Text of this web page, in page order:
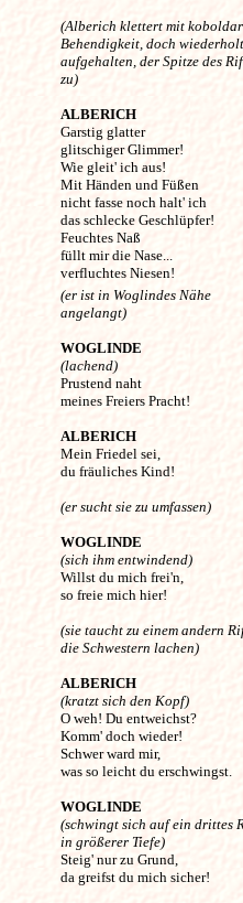
(Alberich klettert mit
Behendigkeit, doch wiederholt
aufgehalten, der Spitze des
zu)
ALBERICH
Garstig glatter
glitschiger Glimmer!
Wie gleit' ich aus!
Mit Händen und Füßen
nicht fasse noch halt' ich
das schlecke Geschlüpfer!
Feuchtes Naß
füllt mir die Nase...
(er ist in Woglindes Nähe
angelangt)
WOGLINDE
(lachend)
Prustend naht
meines Freiers Pracht!
ALBERICH
Mein Friedel sei,
du fräuliches Kind!
(er sucht sie zu umfassen)
WOGLINDE
(sich ihm entwindend)
Willst du mich frei'n,
so freie mich hier!
(sie taucht zu einem andern
die Schwestern lachen)
ALBERICH
(kratzt sich den Kopf)
O weh! Du entweichst?
Komm' doch wieder!
Schwer ward mir,
was so leicht du erschwingst.
WOGLINDE
(schwingt sich auf ein drittes
in größerer Tiefe)
Steig' nur zu Grund,
da greifst du mich sicher!